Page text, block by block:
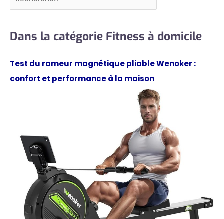
Dans la catégorie Fitness à domicile
Test du rameur magnétique pliable Wenoker :
confort et performance à la maison